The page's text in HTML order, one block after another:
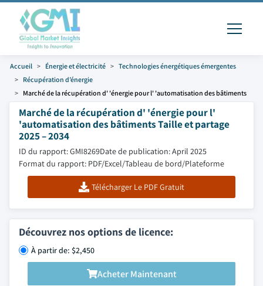
Accueil Énergie et électricité
Technologies énergétiques émergentes
Récupération d’énergie
Marché de la récupération d' 'énergie pour l' 'automatisation des bâtiments
Marché de la récupération d' 'énergie pour l'
'automatisation des bâtiments Taille et partage
2025 – 2034
ID du rapport: GMI8269Date de publication: April 2025
Format du rapport: PDF/Excel/Tableau de bord/Plateforme
Télécharger Le PDF Gratuit
Découvrez nos options de licence:
À partir de: $2,450
Acheter Maintenant